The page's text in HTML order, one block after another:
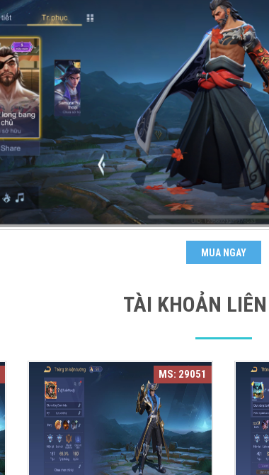
MUA NGAY
TÀI KHOẢN
MS: 29051